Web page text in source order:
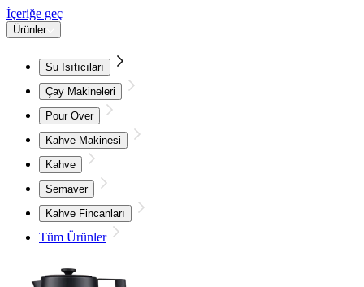
İçeriğe geç
Ürünler
Su Isıtıcıları
Çay Makineleri
Pour Over
Kahve Makinesi
Kahve
Semaver
Kahve Fincanları
Tüm Ürünler